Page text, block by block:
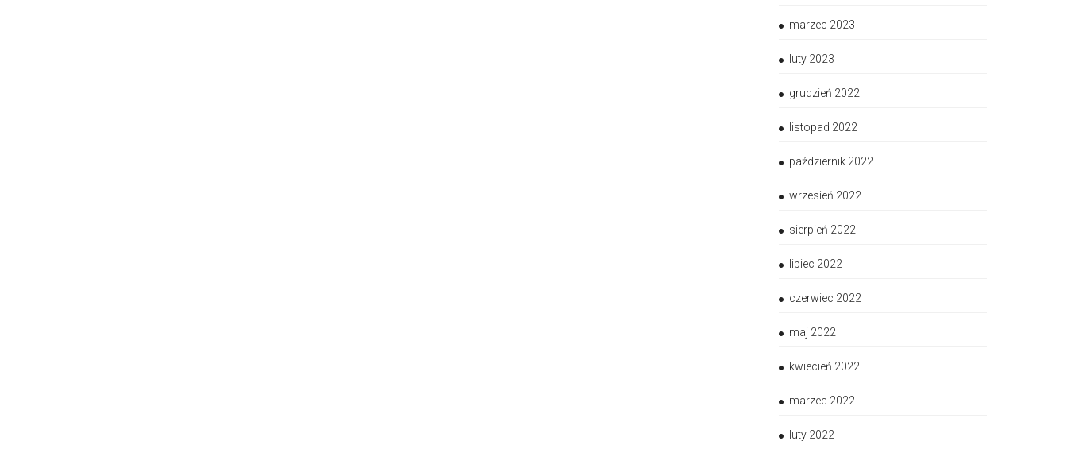
marzec 2023
luty 2023
grudzień 2022
listopad 2022
październik 2022
wrzesień 2022
sierpień 2022
lipiec 2022
czerwiec 2022
maj 2022
kwiecień 2022
marzec 2022
luty 2022